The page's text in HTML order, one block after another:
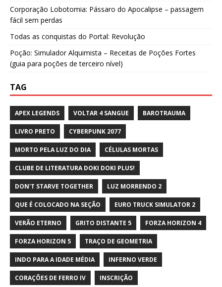
Corporação Lobotomia: Pássaro do Apocalipse – passagem
fácil sem perdas
Todas as conquistas do Portal: Revolução
Poção: Simulador Alquimista – Receitas de Poções Fortes
(guia para poções de terceiro nível)
TAG
APEX LEGENDS VOLTAR 4 SANGUE BAROTRAUMA
LIVRO PRETO CYBERPUNK 2077
MORTO PELA LUZ DO DIA CÉLULAS MORTAS
CLUBE DE LITERATURA DOKI DOKI PLUS!
DON'T STARVE TOGETHER LUZ MORRENDO 2
QUE É COLOCADO NA SEÇÃO EURO TRUCK SIMULATOR 2
VERÃO ETERNO GRITO DISTANTE 5 FORZA HORIZON 4
FORZA HORIZON 5 TRAÇO DE GEOMETRIA
INDO PARA A IDADE MÉDIA INFERNO VERDE
CORAÇÕES DE FERRO IV INSCRIÇÃO